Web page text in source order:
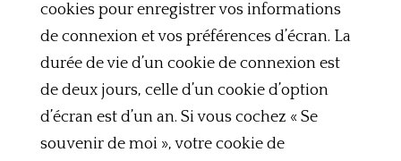
cookies pour enregistrer vos informations
de connexion et vos préférences d’écran. La
durée de vie d’un cookie de connexion est
de deux jours, celle d’un cookie d’option
d’écran est d’un an. Si vous cochez « Se
souvenir de moi », votre cookie de